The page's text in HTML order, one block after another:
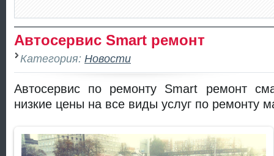
Автосервис Smart ремонт
Категория: Новости
Автосервис по ремонту Smart ремонт
низкие цены на все виды услуг по ремонту